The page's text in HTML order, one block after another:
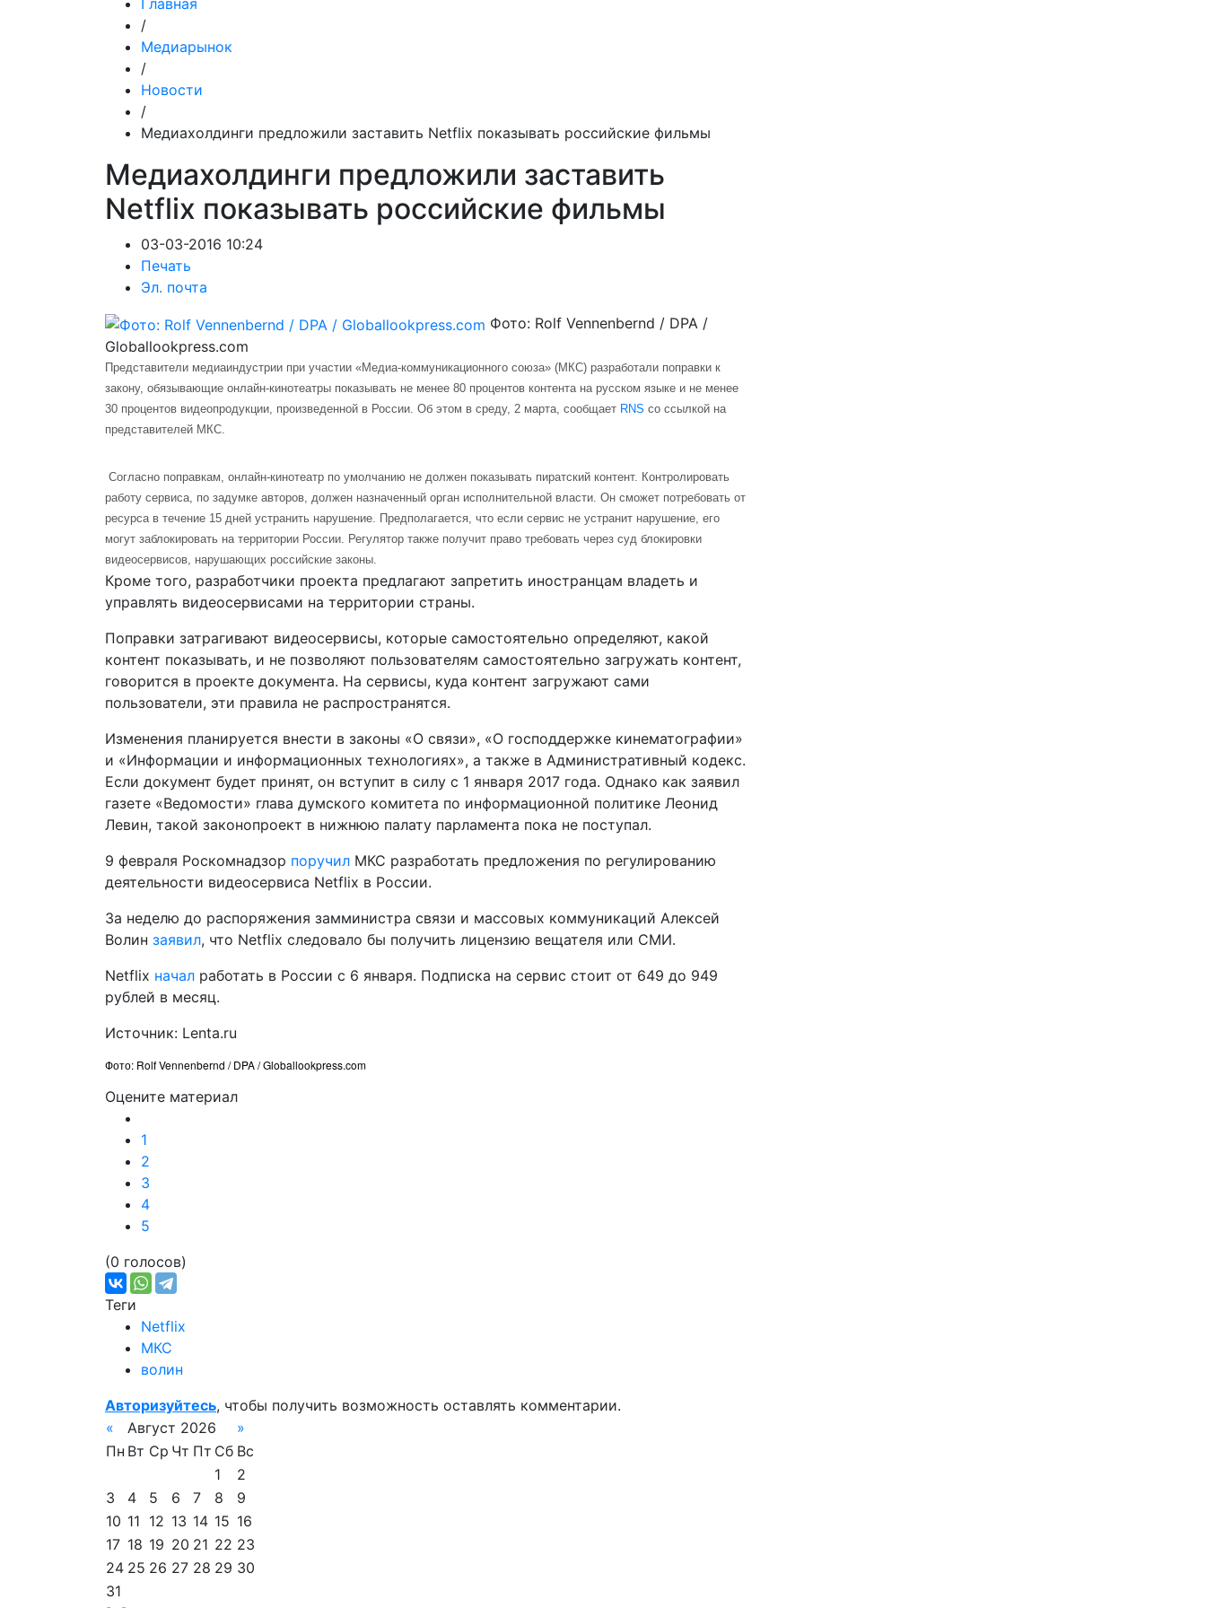
Главная
/
Медиарынок
/
Новости
/
Медиахолдинги предложили заставить Netflix показывать российские фильмы
Медиахолдинги предложили заставить
Netflix показывать российские фильмы
03-03-2016 10:24
Печать
Эл. почта
Фото: Rolf Vennenbernd / DPA /
Globallookpress.com
Представители медиаиндустрии при участии «Медиа-коммуникационного союза» (МКС) разработали поправки к
закону, обязывающие онлайн-кинотеатры показывать не менее 80 процентов контента на русском языке и не менее
30 процентов видеопродукции, произведенной в России. Об этом в среду, 2 марта, сообщает RNS со ссылкой на
представителей МКС.
Согласно поправкам, онлайн-кинотеатр по умолчанию не должен показывать пиратский контент. Контролировать
работу сервиса, по задумке авторов, должен назначенный орган исполнительной власти. Он сможет потребовать от
ресурса в течение 15 дней устранить нарушение. Предполагается, что если сервис не устранит нарушение, его
могут заблокировать на территории России. Регулятор также получит право требовать через суд блокировки
видеосервисов, нарушающих российские законы.
Кроме того, разработчики проекта предлагают запретить иностранцам владеть и
управлять видеосервисами на территории страны.
Поправки затрагивают видеосервисы, которые самостоятельно определяют, какой
контент показывать, и не позволяют пользователям самостоятельно загружать контент,
говорится в проекте документа. На сервисы, куда контент загружают сами
пользователи, эти правила не распространятся.
Изменения планируется внести в законы «О связи», «О господдержке кинематографии»
и «Информации и информационных технологиях», а также в Административный кодекс.
Если документ будет принят, он вступит в силу с 1 января 2017 года. Однако как заявил
газете «Ведомости» глава думского комитета по информационной политике Леонид
Левин, такой законопроект в нижнюю палату парламента пока не поступал.
9 февраля Роскомнадзор поручил МКС разработать предложения по регулированию
деятельности видеосервиса Netflix в России.
За неделю до распоряжения замминистра связи и массовых коммуникаций Алексей
Волин заявил, что Netflix следовало бы получить лицензию вещателя или СМИ.
Netflix начал работать в России с 6 января. Подписка на сервис стоит от 649 до 949
рублей в месяц.
Источник: Lenta.ru
Фото: Rolf Vennenbernd / DPA / Globallookpress.com
Оцените материал
1
2
3
4
5
(0 голосов)
Теги
Netflix
МКС
волин
Авторизуйтесь, чтобы получить возможность оставлять комментарии.
«
Август 2026
»
Пн Вт Ср Чт Пт Сб Вс
1
2
3
4 5 6 7 8
9
10 11 12 13 14 15 16
17 18 19 20 21 22 23
24 25 26 27 28 29 30
31